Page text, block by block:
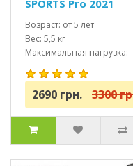
SPORTS Pro 2021
Возраст: от 5 лет
Вес: 5,5 кг
Максимальная нагрузка:
до 100 кг
2690 грн. 3300